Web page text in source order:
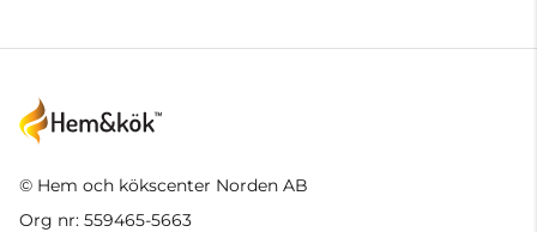
© Hem och kökscenter Norden AB
Org nr: 559465-5663